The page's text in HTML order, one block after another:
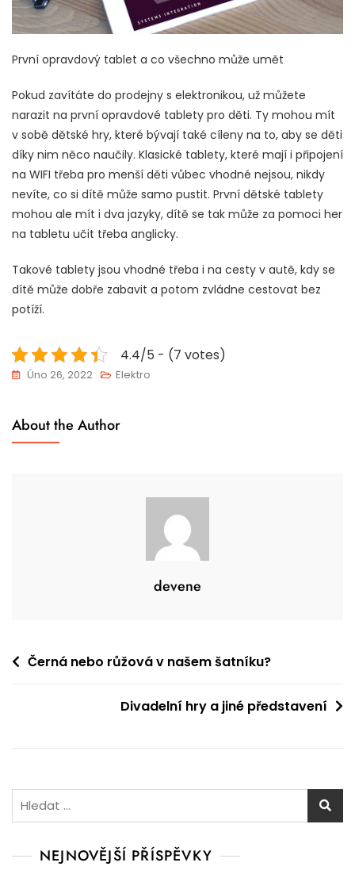
První opravdový tablet a co všechno může umět
Pokud zavítáte do prodejny s elektronikou, už můžete
narazit na první opravdové tablety pro děti. Ty mohou mít
v sobě dětské hry, které bývají také cíleny na to, aby se děti
díky nim něco naučily. Klasické tablety, které mají i připojení
na WIFI třeba pro menší děti vůbec vhodné nejsou, nikdy
nevíte, co si dítě může samo pustit. První dětské tablety
mohou ale mít i dva jazyky, dítě se tak může za pomoci her
na tabletu učit třeba anglicky.
Takové tablety jsou vhodné třeba i na cesty v autě, kdy se
dítě může dobře zabavit a potom zvládne cestovat bez
potíží.
4.4/5 - (7 votes)
Úno 26, 2022 Elektro
About the Author
devene
Navigace
Černá nebo růžová v našem šatníku?
Divadelní hry a jiné představení
Vyhledávání
NEJNOVĚJŠÍ PŘÍSPĚVKY